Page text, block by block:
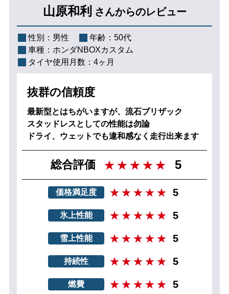
山原和利 さんからのレビュー
性別： 男性 年齢： 50代
車種： ホンダNBOXカスタム
タイヤ使用月数： 4ヶ月
抜群の信頼度
最新型とはちがいますが、流石ブリザック
スタッドレスとしての性能は勿論
ドライ、ウェットでも違和感なく走行出来ます
総合評価 5
価格満足度 5
氷上性能 5
雪上性能 5
持続性 5
燃費 5